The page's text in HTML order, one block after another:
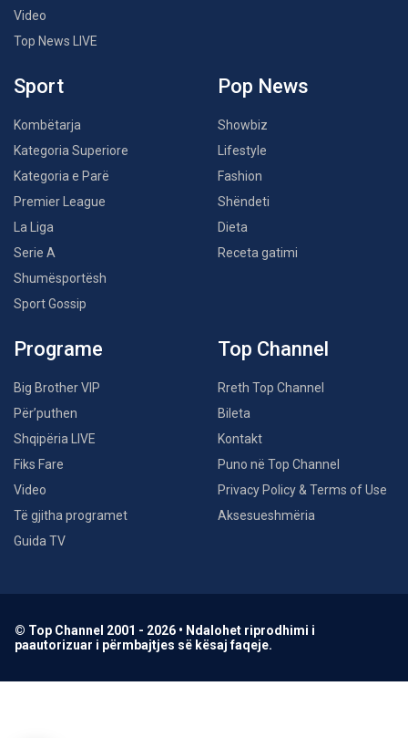
Video
Top News LIVE
Sport
Kombëtarja
Kategoria Superiore
Kategoria e Parë
Premier League
La Liga
Serie A
Shumësportësh
Sport Gossip
Pop News
Showbiz
Lifestyle
Fashion
Shëndeti
Dieta
Receta gatimi
Programe
Big Brother VIP
Për’puthen
Shqipëria LIVE
Fiks Fare
Video
Të gjitha programet
Guida TV
Top Channel
Rreth Top Channel
Bileta
Kontakt
Puno në Top Channel
Privacy Policy & Terms of Use
Aksesueshmëria
© Top Channel 2001 - 2026 • Ndalohet riprodhimi i
paautorizuar i përmbajtjes së kësaj faqeje.